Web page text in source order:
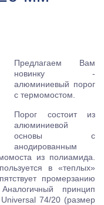
Предлагаем Вам
новинку -
алюминиевый порог
с термомостом.
Порог состоит из
алюминиевой
основы с
анодированным
из полиамида.
в «теплых»
промерзанию
принцип
74/20 (размер